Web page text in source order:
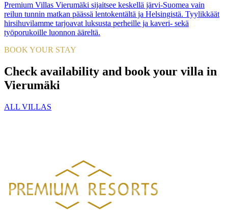
Premium Villas Vierumäki sijaitsee keskellä järvi-Suomea vain
reilun tunnin matkan päässä lentokentältä ja Helsingistä. Tyylikkäät
hirsihuvilamme tarjoavat luksusta perheille ja kaveri- sekä
työporukoille luonnon ääreltä.
BOOK YOUR STAY
Check availability and book your villa in
Vierumäki
ALL VILLAS